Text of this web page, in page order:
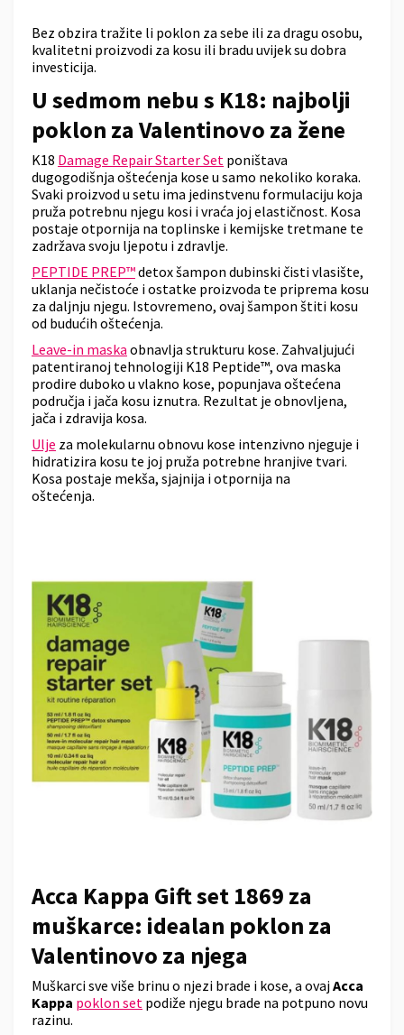
Bez obzira tražite li poklon za sebe ili za dragu osobu,
kvalitetni proizvodi za kosu ili bradu uvijek su dobra
investicija.
U sedmom nebu s K18: najbolji
poklon za Valentinovo za žene
K18 Damage Repair Starter Set poništava
dugogodišnja oštećenja kose u samo nekoliko koraka.
Svaki proizvod u setu ima jedinstvenu formulaciju koja
pruža potrebnu njegu kosi i vraća joj elastičnost. Kosa
postaje otpornija na toplinske i kemijske tretmane te
zadržava svoju ljepotu i zdravlje.
PEPTIDE PREP™detox šampon dubinski čisti vlasište,
uklanja nečistoće i ostatke proizvoda te priprema kosu
za daljnju njegu. Istovremeno, ovaj šampon štiti kosu
od budućih oštećenja.
Leave-in maska obnavlja strukturu kose. Zahvaljujući
patentiranoj tehnologiji K18 Peptide™, ova maska
prodire duboko u vlakno kose, popunjava oštećena
područja i jača kosu iznutra. Rezultat je obnovljena,
jača i zdravija kosa.
Ulje za molekularnu obnovu kose intenzivno njeguje i
hidratizira kosu te joj pruža potrebne hranjive tvari.
Kosa postaje mekša, sjajnija i otpornija na
oštećenja.
Acca Kappa Gift set 1869 za
muškarce: idealan poklon za
Valentinovo za njega
Muškarci sve više brinu o njezi brade i kose, a ovajAcca
Kappa poklon set podiže njegu brade na potpuno novu
razinu.